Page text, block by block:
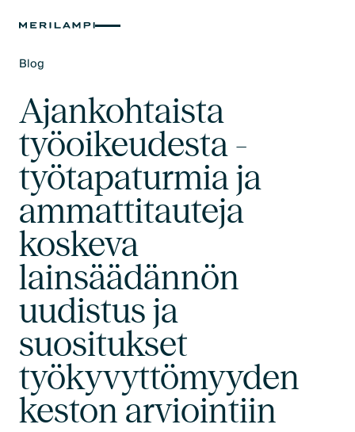
Blog
Ajankohtaista
työoikeudesta -
työtapaturmia ja
ammattitauteja
koskeva
lainsäädännön
uudistus ja
suositukset
työkyvyttömyyden
keston arviointiin